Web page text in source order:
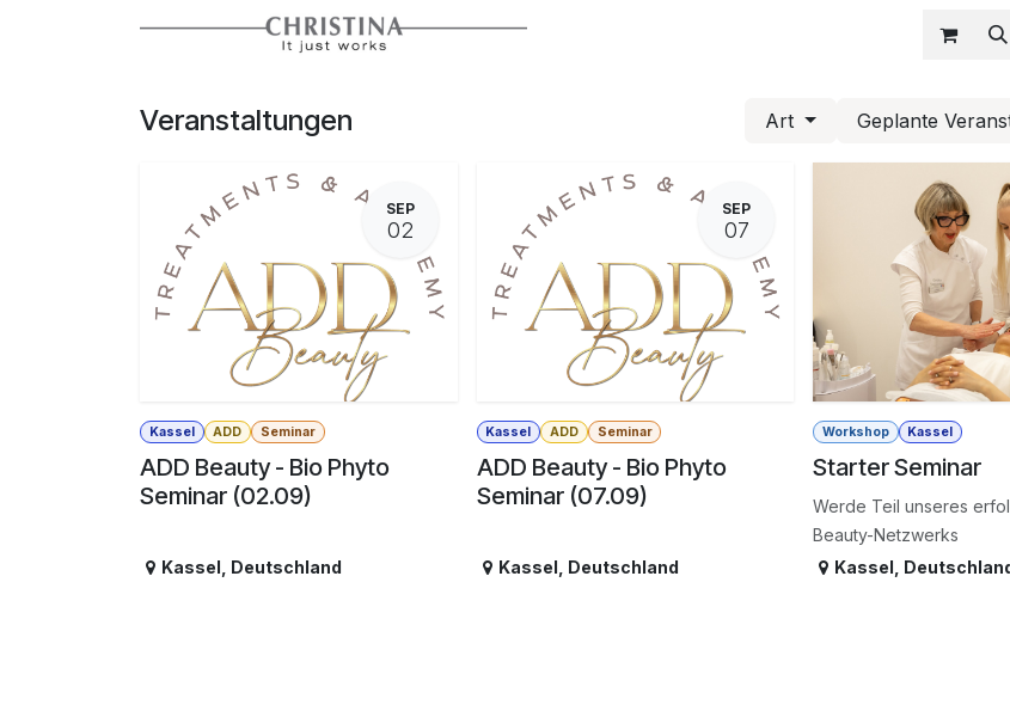
Salon
Veranstaltungen Art Geplante
SEP
02
Kassel ADD Seminar
ADD Beauty - Bio Phyto
Seminar (02.09)
Kassel Deutschland
SEP
07
Kassel ADD Seminar
ADD Beauty - Bio Phyto
Seminar (07.09)
Kassel Deutschland
Workshop Kassel
Starter Seminar
Werde Teil unseres
Beauty-Netzwerks
Kassel